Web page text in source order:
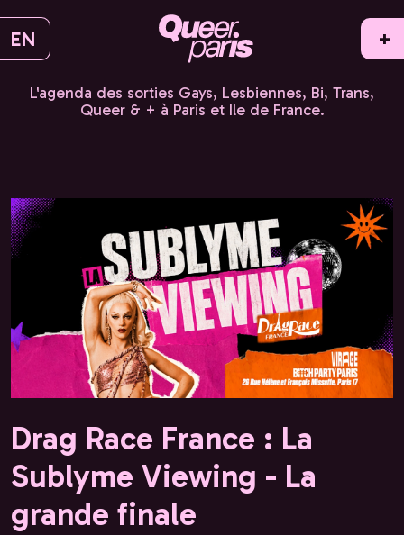
EN +
L'agenda des sorties Gays, Lesbiennes, Bi, Trans,
Queer & + à Paris et Ile de France.
Drag Race France : La
Sublyme Viewing - La
grande finale